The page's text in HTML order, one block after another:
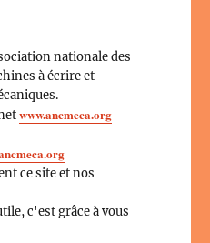
nationale des
à écrire et
www.ancmeca.org
ce site et nos
c'est grâce à vous